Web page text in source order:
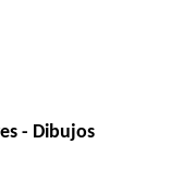
- Dibujos